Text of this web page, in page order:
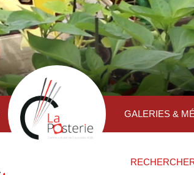
GALERIES &